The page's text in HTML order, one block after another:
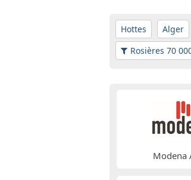
Hottes Alger
Rosières 70
Modena